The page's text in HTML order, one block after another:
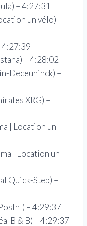
– 4:27:31
un vélo) –
4:27:39
– 4:28:02
Deceuninck) –
XRG) –
| Location un
| Location un
Quick-Step) –
– 4:29:37
B & B) – 4:29:37